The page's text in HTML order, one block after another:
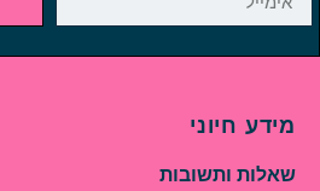
מידע חיוני
שאלות ותשובות